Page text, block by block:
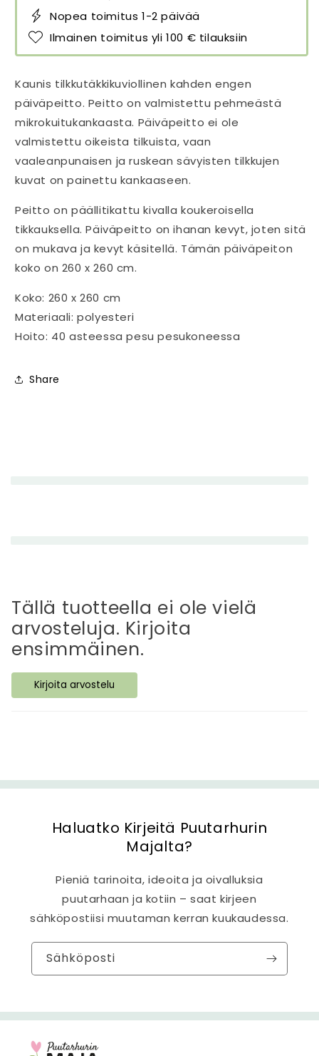
Nopea toimitus 1-2 päivää
Ilmainen toimitus yli 100 € tilauksiin
Kaunis tilkkutäkkikuviollinen kahden engen
päiväpeitto. Peitto on valmistettu pehmeästä
mikrokuitukankaasta. Päiväpeitto ei ole
valmistettu oikeista tilkuista, vaan
vaaleanpunaisen ja ruskean sävyisten tilkkujen
kuvat on painettu kankaaseen.
Peitto on päällitikattu kivalla koukeroisella
tikkauksella. Päiväpeitto on ihanan kevyt, joten sitä
on mukava ja kevyt käsitellä. Tämän päiväpeiton
koko on 260 x 260 cm.
Koko: 260 x 260 cm
Materiaali: polyesteri
Hoito: 40 asteessa pesu pesukoneessa
Share
t
ä
v
ä
s
i
ö
Tällä tuotteella ei ole vielä
arvosteluja. Kirjoita
ensimmäinen.
Kirjoita arvostelu
Haluatko Kirjeitä Puutarhurin
Majalta?
Pieniä tarinoita, ideoita ja oivalluksia
puutarhaan ja kotiin – saat kirjeen
sähköpostiisi muutaman kerran kuukaudessa.
Sähköposti